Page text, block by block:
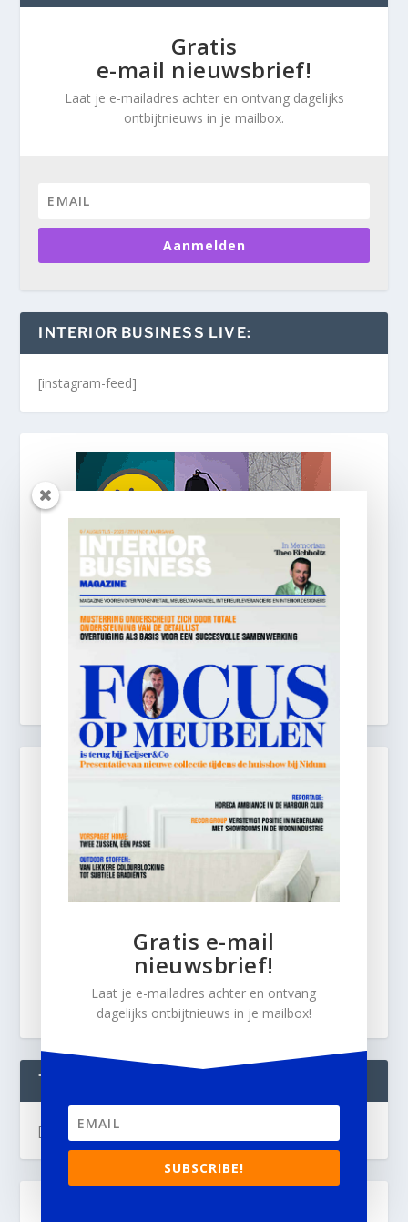
Gratis
e-mail nieuwsbrief!
Laat je e-mailadres achter en ontvang dagelijks
ontbijtnieuws in je mailbox.
Aanmelden
INTERIOR BUSINESS LIVE:
[instagram-feed]
TWEETS
[custom-twitter-feeds]
Gratis e-mail
nieuwsbrief!
Laat je e-mailadres achter en ontvang
dagelijks ontbijtnieuws in je mailbox!
SUBSCRIBE!